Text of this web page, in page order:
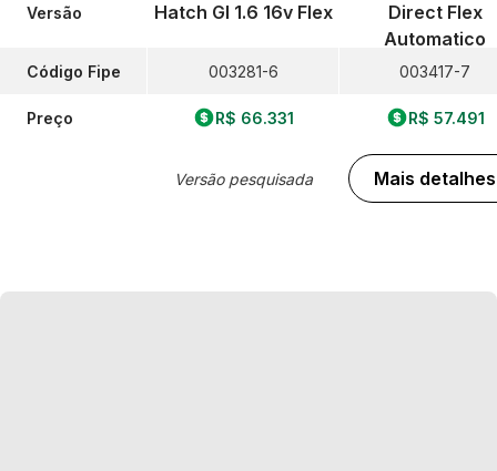
Versão
Código Fipe
Preço
Hatch Gl 1.6 16v Flex
003281-6
R$ 66.331
Versão pesquisada
Direct Flex
Automatico
003417-7
R$ 57.491
Mais detalhes